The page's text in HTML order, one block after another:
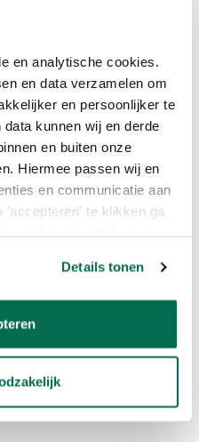
en analytische cookies.
en data verzamelen om
en persoonlijker te
kunnen wij en derde
en buiten onze
Hiermee passen wij en
en communicatie aan
'accepteren' te klikken ga
Details tonen
plafonds.
kwast of roller.
gebruik.
badkamers
tot 30°C.
van de
μm (= ca. 60 μm nat) per laag,
in gesloten originele
5°C en 30°C ten minste
gram/ m² /24 uur gemeten